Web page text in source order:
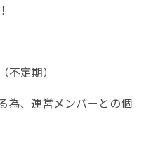
定期）
為、運営メンバーとの個